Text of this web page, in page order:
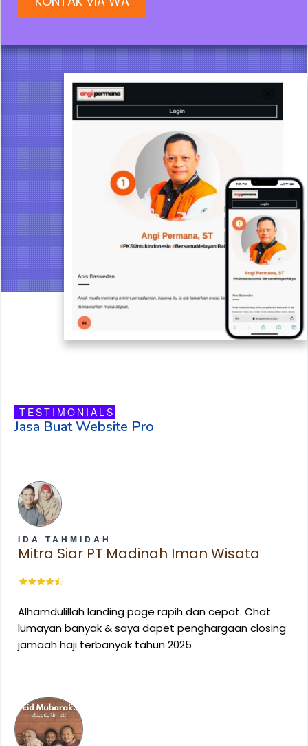
TESTIMONIALS
Jasa Buat Website Pro
IDA TAHMIDAH
Mitra Siar PT Madinah Iman Wisata
Alhamdulillah landing page rapih dan cepat. Chat
lumayan banyak & saya dapet penghargaan closing
jamaah haji terbanyak tahun 2025